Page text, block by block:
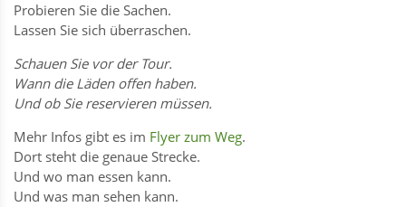
Probieren Sie die Sachen.
Lassen Sie sich überraschen.
Schauen Sie vor der Tour.
Wann die Läden offen haben.
Und ob Sie reservieren müssen.
Mehr Infos gibt es im Flyer zum Weg.
Dort steht die genaue Strecke.
Und wo man essen kann.
Und was man sehen kann.